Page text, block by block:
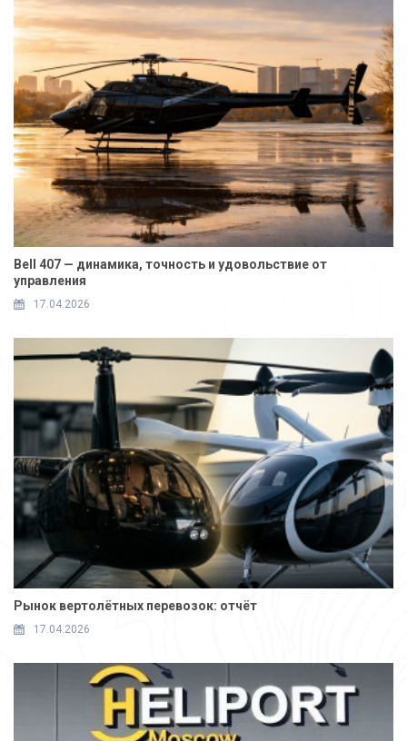
Bell 407 — динамика, точность и удовольствие от
управления
17.04.2026
Рынок вертолётных перевозок: отчёт
17.04.2026